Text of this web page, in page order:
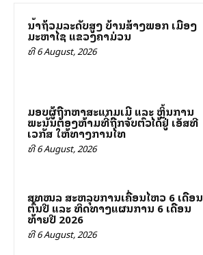
ນ້ຳຖ້ວມລະດັບສູງ ບ້ານສ້າງພອກ ເມືອງ
ມະຫາໄຊ ແຂວງຄຳມ່ວນ
ທີ 6 August, 2026
ມອບຜູ້ຖືກຫາສະແກມເມີ ແລະ ຫຼິ້ນການ
ພະນັນຕ້ອງຫ້າມທີ່ຖືກຈັບຕົວໄດ້ຢູ່ ເອັສທີ
ເວກັສ ໃຫ້ທາງການໄທ
ທີ 6 August, 2026
ສທໜລ ສະຫລຸບການເຄື່ອນໄຫວ 6 ເດືອນ
ຕົ້ນປີ ແລະ ທິດທາງແຜນການ 6 ເດືອນ
ທ້າຍປີ 2026
ທີ 6 August, 2026